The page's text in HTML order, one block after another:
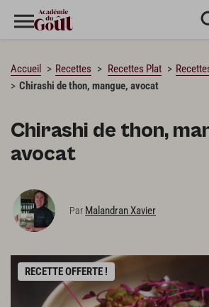
Accueil Recettes Recettes Plat
Chirashi de thon, mangue, avocat
Chirashi de thon,
avocat
Par Malandran Xavier
RECETTE OFFERTE !
CHARGEMENT…